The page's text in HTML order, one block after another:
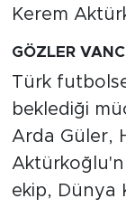
Kerem
GÖZLER
Türk
beklediği
Arda Güler,
ekip, Dünya